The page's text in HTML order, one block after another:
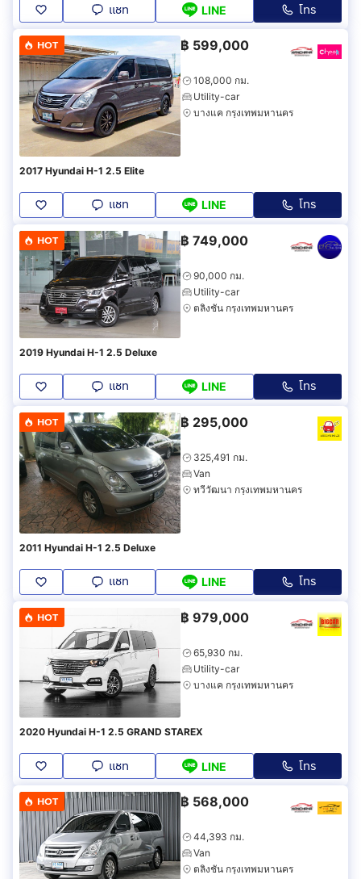
แชท LINE โทร
HOT ฿ 599,000
108,000 กม.
Utility-car
บางแค กรุงเทพมหานคร
2017 Hyundai H-1 2.5 Elite
แชท LINE โทร
HOT ฿ 749,000
90,000 กม.
Utility-car
ตลิ่งชัน กรุงเทพมหานคร
2019 Hyundai H-1 2.5 Deluxe
แชท LINE โทร
HOT ฿ 295,000
325,491 กม.
Van
ทวีวัฒนา กรุงเทพมหานคร
2011 Hyundai H-1 2.5 Deluxe
แชท LINE โทร
HOT ฿ 979,000
65,930 กม.
Utility-car
บางแค กรุงเทพมหานคร
2020 Hyundai H-1 2.5 GRAND STAREX
แชท LINE โทร
HOT ฿ 568,000
44,393 กม.
Van
ตลิ่งชัน กรุงเทพมหานคร